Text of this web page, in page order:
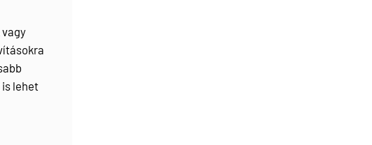
lehet